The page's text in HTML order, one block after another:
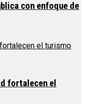
con enfoque de
fortalecen el